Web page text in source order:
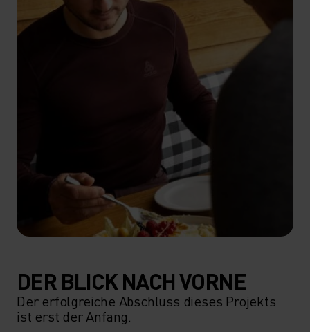
DER BLICK NACH VORNE
Der erfolgreiche Abschluss dieses Projekts
ist erst der Anfang.